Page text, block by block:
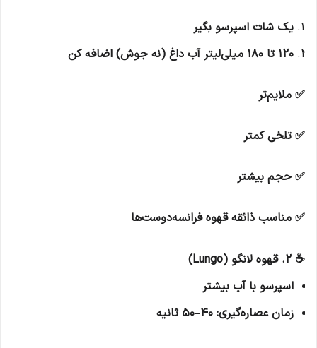
یک شات اسپرسو بگیر
120 تا 180 میلی‌لیتر آب داغ (نه جوش) اضافه کن
✅ ملایم‌تر
✅ تلخی کمتر
✅ حجم بیشتر
✅ مناسب ذائقه قهوه فرانسه‌دوست‌ها
☕ 2. قهوه لانگو (Lungo)
اسپرسو با آب بیشتر
زمان عصاره‌گیری: 40–50 ثانیه